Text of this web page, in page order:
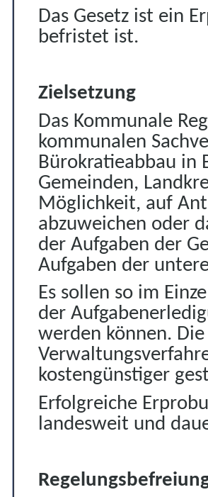
Das Gesetz ist ein
befristet ist.
Zielsetzung
Das Kommunale
kommunalen
Bürokratieabbau in
Gemeinden,
Möglichkeit, auf
abzuweichen oder
der Aufgaben der
Aufgaben der
Es sollen so im
der
werden können.
kostengünstiger
Erfolgreiche
landesweit und